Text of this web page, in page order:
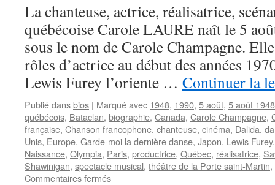
La chanteuse, actrice, réalisatrice,
québécoise Carole LAURE naît le 5
sous le nom de Carole Champagne.
rôles d’actrice au début des années
Lewis Furey l’oriente … Continuer la
Publié dansbios | Marqué avec 1948, 1990, 5 août, 5 août 1948
québécois, Bataclan, biographie, Canada, Carole Champagne,
française, Chanson francophone, chanteuse, cinéma, Dalida,
Unis, Europe, Garde-moi la dernière danse, Japon, Lewis Furey
Naissance, Olympia, Paris, productrice, Québec, réalisatrice,
Shawinigan, spectacle musical, théâtre de la Porte saint-Martin,
Commentaires ferméssur